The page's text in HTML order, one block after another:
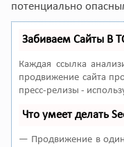
потенциально
Забиваем Сайты В
Каждая ссылка
продвижение сайта
пресс-релизы -
Что умеет делать
— Продвижение в один